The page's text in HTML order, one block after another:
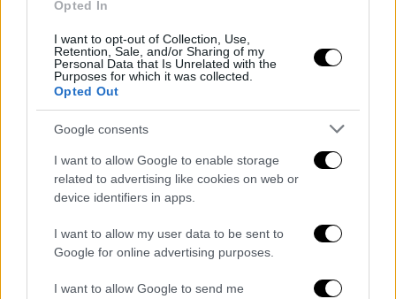
Opted In
I want to opt-out of Collection, Use,
Retention, Sale, and/or Sharing of my
Personal Data that Is Unrelated with the
Purposes for which it was collected.
Opted Out
Google consents
I want to allow Google to enable storage
related to advertising like cookies on web or
device identifiers in apps.
I want to allow my user data to be sent to
Google for online advertising purposes.
I want to allow Google to send me
‘Miracolo di Maggio’: non si è sciolto il
sangue di San Gennaro